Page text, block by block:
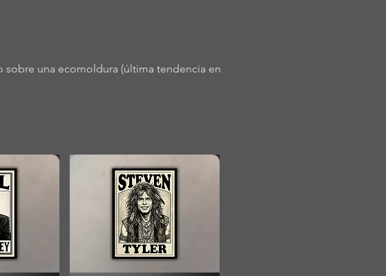
una ecomoldura (última tendencia en